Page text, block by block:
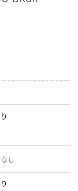
し